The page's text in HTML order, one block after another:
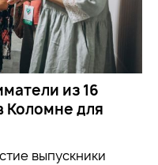
из 16
Коломне для
выпускники